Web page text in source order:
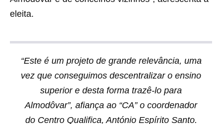
eleita.
“Este é um projeto de grande relevância, uma
vez que conseguimos descentralizar o ensino
superior e desta forma trazê-lo para
Almodôvar”, afiança ao “CA” o coordenador
do Centro Qualifica, António Espírito Santo.